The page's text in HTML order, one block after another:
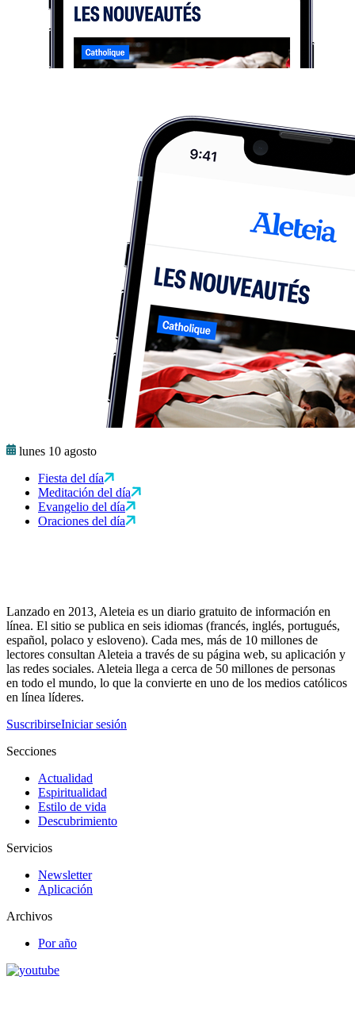
lunes 10 agosto
Fiesta del día
Meditación del día
Evangelio del día
Oraciones del día
Lanzado en 2013, Aleteia es un diario gratuito de información en
línea. El sitio se publica en seis idiomas (francés, inglés, portugués,
español, polaco y esloveno). Cada mes, más de 10 millones de
lectores consultan Aleteia a través de su página web, su aplicación y
las redes sociales. Aleteia llega a cerca de 50 millones de personas
en todo el mundo, lo que la convierte en uno de los medios católicos
en línea líderes.
SuscribirseIniciar sesión
Secciones
Actualidad
Espiritualidad
Estilo de vida
Descubrimiento
Servicios
Newsletter
Aplicación
Archivos
Por año